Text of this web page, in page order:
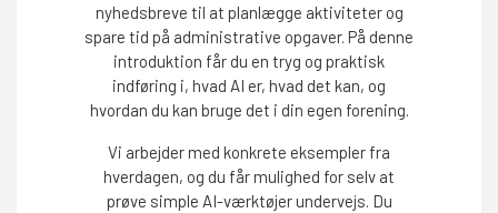
nyhedsbreve til at planlægge aktiviteter og
spare tid på administrative opgaver. På denne
introduktion får du en tryg og praktisk
indføring i, hvad AI er, hvad det kan, og
hvordan du kan bruge det i din egen forening.
Vi arbejder med konkrete eksempler fra
hverdagen, og du får mulighed for selv at
prøve simple AI-værktøjer undervejs. Du